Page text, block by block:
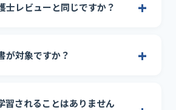
士レビューと同じですか？
が対象ですか？
習されることはありません